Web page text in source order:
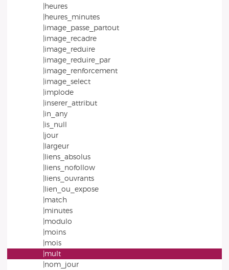
|heures
|heures_minutes
|image_passe_partout
|image_recadre
|image_reduire
|image_reduire_par
|image_renforcement
|image_select
|implode
|inserer_attribut
|in_any
|is_null
|jour
|largeur
|liens_absolus
|liens_nofollow
|liens_ouvrants
|lien_ou_expose
|match
|minutes
|modulo
|moins
|mois
|mult
|nom_jour